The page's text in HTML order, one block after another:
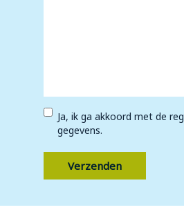
*
Ja, ik ga akkoord met de
gegevens.